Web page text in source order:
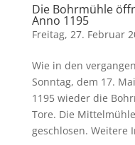
Die Bohrmühle
Anno 1195
Freitag, 27. Februar
Wie in den
Sonntag, dem 17.
1195 wieder die
Tore. Die
geschlosen. Weitere